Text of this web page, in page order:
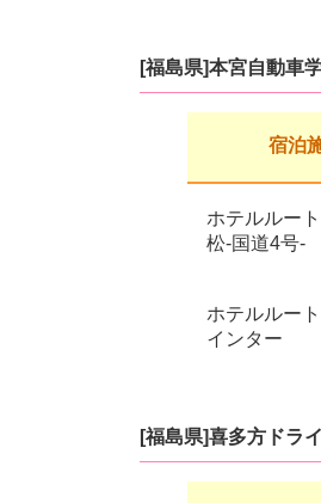
[福島県]本宮自動車
宿泊
ホテルルー
松-国道4号-
ホテルルー
インター
[福島県]喜多方ドラ